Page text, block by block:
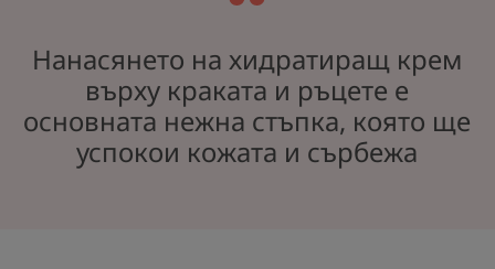
Нанасянето на хидратиращ крем
върху краката и ръцете е
основната нежна стъпка, която ще
успокои кожата и сърбежа